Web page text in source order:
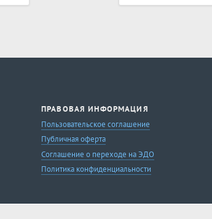
ПРАВОВАЯ ИНФОРМАЦИЯ
Пользовательское соглашение
Публичная оферта
Соглашение о переходе на ЭДО
Политика конфиденциальности